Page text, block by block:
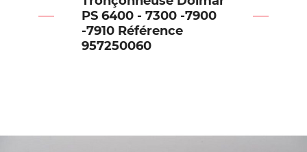
PS 6400 - 7300 -7900
-7910 Référence
957250060